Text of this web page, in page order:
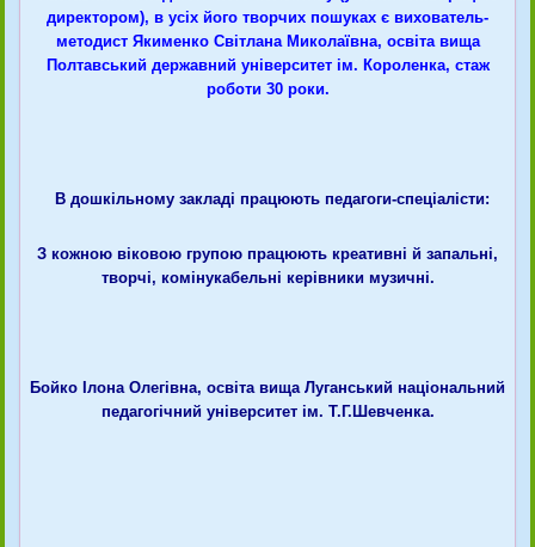
директором), в усіх його творчих пошуках є вихователь-
методист Якименко Світлана Миколаївна, освіта вища
Полтавський державний університет ім. Короленка, стаж
роботи 30 роки.
В дошкільному закладі працюють педагоги-спеціалісти:
З кожною віковою групою працюють креативні й запальні,
творчі, комінукабельні керівники музичні.
Бойко Ілона Олегівна, освіта вища Луганський національний
педагогічний університет ім. Т.Г.Шевченка.